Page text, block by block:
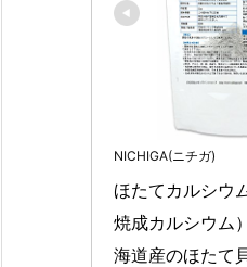
NICHIGA(ニチガ)
ほたてカルシウ
焼成カルシウム
海道産のほたて